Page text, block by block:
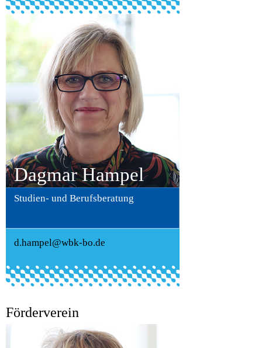
Dagmar Hampel
Studien- und Berufsberatung
d.hampel@wbk-bo.de
Förderverein